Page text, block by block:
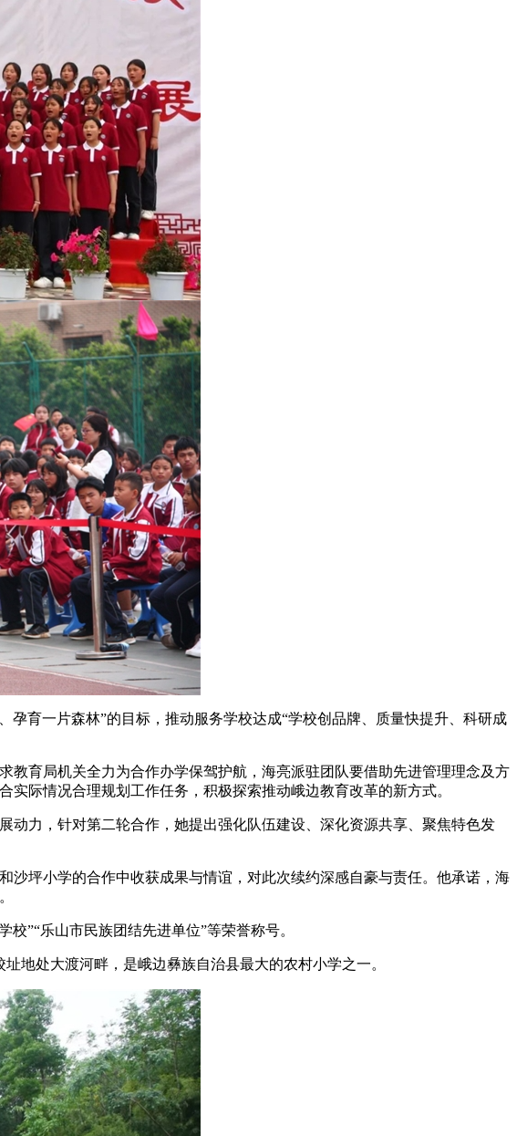
育一片森林”的目标，推动服务学校达成“学校创品牌、质量快提升、科研成
育局机关全力为合作办学保驾护航，海亮派驻团队要借助先进管理理念及方
际情况合理规划工作任务，积极探索推动峨边教育改革的新方式。
力，针对第二轮合作，她提出强化队伍建设、深化资源共享、聚焦特色发
坪小学的合作中收获成果与情谊，对此次续约深感自豪与责任。他承诺，海
”“乐山市民族团结先进单位”等荣誉称号。
地处大渡河畔，是峨边彝族自治县最大的农村小学之一。